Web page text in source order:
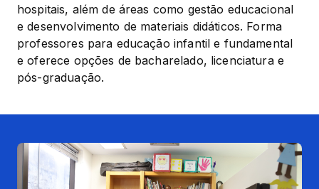
hospitais, além de áreas como gestão educacional
e desenvolvimento de materiais didáticos. Forma
professores para educação infantil e fundamental
e oferece opções de bacharelado, licenciatura e
pós-graduação.